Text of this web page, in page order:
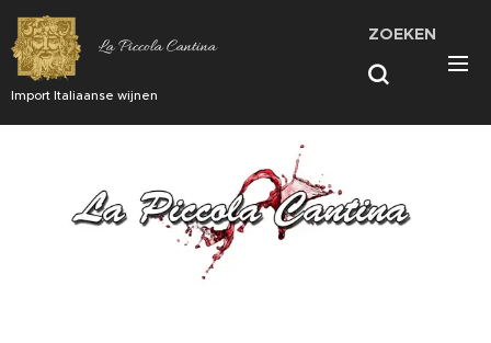
La Piccola Cantina
Import Italiaanse wijnen
ZOEKEN